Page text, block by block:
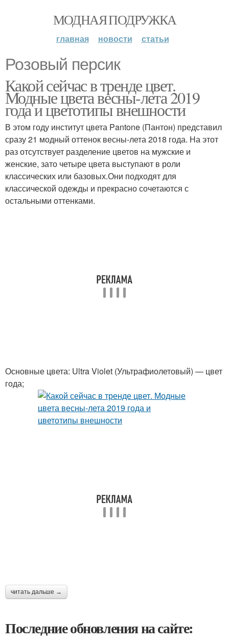
МОДНАЯ ПОДРУЖКА
главная новости статьи
Розовый персик
Какой сейчас в тренде цвет.
Модные цвета весны-лета 2019
года и цветотипы внешности
В этом году институт цвета Pantone (Пантон) представил
сразу 21 модный оттенок весны-лета 2018 года. На этот
раз отсутствует разделение цветов на мужские и
женские, зато четыре цвета выступают в роли
классических или базовых.Они подходят для
классической одежды и прекрасно сочетаются с
остальными оттенками.
Основные цвета: Ultra Violet (Ультрафиолетовый) — цвет
года;
читать дальше →
Последние обновления на сайте: